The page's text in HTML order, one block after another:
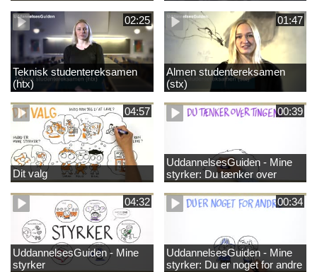
02:25
Teknisk studentereksamen
(htx)
01:47
Almen studentereksamen
(stx)
04:57
Dit valg
00:39
UddannelsesGuiden - Mine
styrker: Du tænker over
tingene
04:32
UddannelsesGuiden - Mine
styrker
00:34
UddannelsesGuiden - Mine
styrker: Du er noget for andre